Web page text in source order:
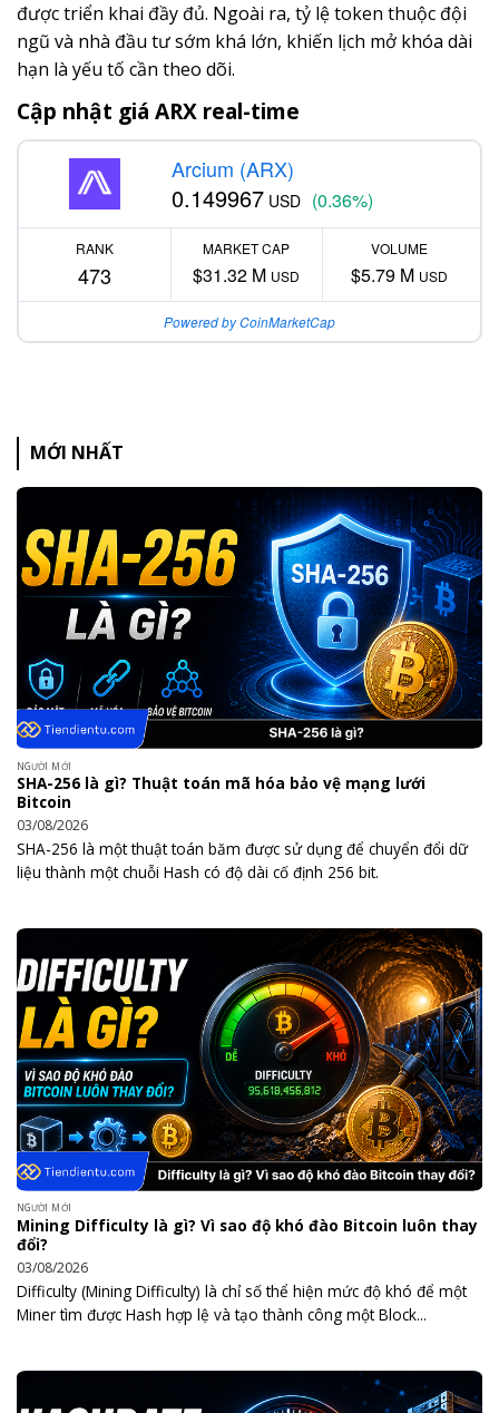
được triển khai đầy đủ. Ngoài ra, tỷ lệ token thuộc đội
ngũ và nhà đầu tư sớm khá lớn, khiến lịch mở khóa dài
hạn là yếu tố cần theo dõi.
Cập nhật giá ARX real-time
Arcium (ARX)
0.149967 USD (0.36%)
RANK
473
MARKET CAP
$31.32 M USD
VOLUME
$5.79 M USD
Powered by CoinMarketCap
MỚI NHẤT
NGƯỜI MỚI
SHA-256 là gì? Thuật toán mã hóa bảo vệ mạng lưới
Bitcoin
03/08/2026
SHA-256 là một thuật toán băm được sử dụng để chuyển đổi dữ
liệu thành một chuỗi Hash có độ dài cố định 256 bit.
NGƯỜI MỚI
Mining Difficulty là gì? Vì sao độ khó đào Bitcoin luôn thay
đổi?
03/08/2026
Difficulty (Mining Difficulty) là chỉ số thể hiện mức độ khó để một
Miner tìm được Hash hợp lệ và tạo thành công một Block...